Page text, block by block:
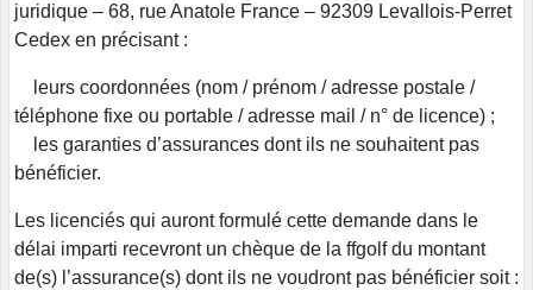
juridique – 68, rue Anatole France – 92309 Levallois-Perret
Cedex en précisant :
leurs coordonnées (nom / prénom / adresse postale /
téléphone fixe ou portable / adresse mail / n° de licence) ;
les garanties d’assurances dont ils ne souhaitent pas
bénéficier.
Les licenciés qui auront formulé cette demande dans le
délai imparti recevront un chèque de la ffgolf du montant
de(s) l’assurance(s) dont ils ne voudront pas bénéficier soit :